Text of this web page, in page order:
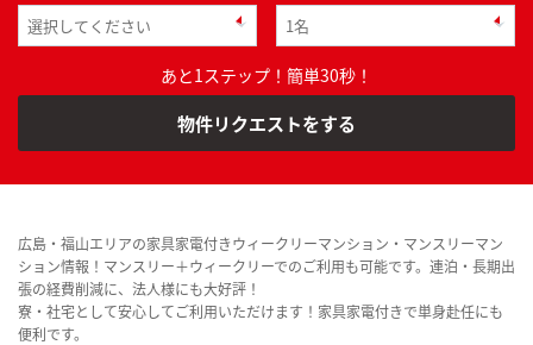
あと1ステップ！簡単30秒！
物件リクエストをする
広島・福山エリアの家具家電付きウィークリーマンション・マンスリーマン
ション情報！マンスリー＋ウィークリーでのご利用も可能です。連泊・長期出
張の経費削減に、法人様にも大好評！
寮・社宅として安心してご利用いただけます！家具家電付きで単身赴任にも
便利です。